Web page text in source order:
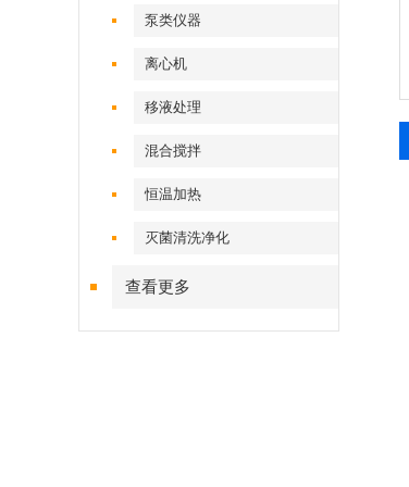
泵类仪器
离心机
移液处理
混合搅拌
恒温加热
灭菌清洗净化
查看更多